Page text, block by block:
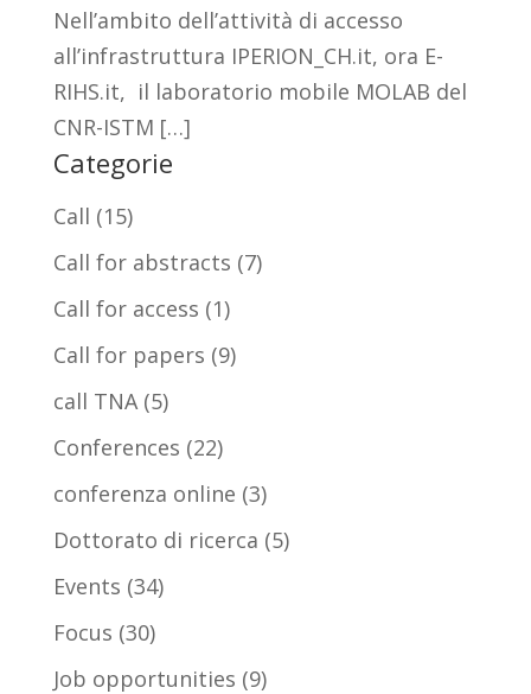
Nell’ambito dell’attività di accesso
all’infrastruttura IPERION_CH.it, ora E-
RIHS.it, il laboratorio mobile MOLAB del
CNR-ISTM […]
Categorie
Call (15)
Call for abstracts (7)
Call for access (1)
Call for papers (9)
call TNA(5)
Conferences (22)
conferenza online (3)
Dottorato di ricerca (5)
Events (34)
Focus (30)
Job opportunities (9)